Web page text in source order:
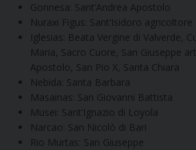
Gonnesa: Sant’Andrea Apostolo
Nuraxi Figus: Sant’Isidoro agricoltore
Iglesias: Beata Vergine di Valverde,
Maria, Sacro Cuore, San Giuseppe
Apostolo, San Pio X, Santa Chiara
Nebida: Santa Barbara
Masainas: San Giovanni Battista
Musei: Sant’Ignazio di Loyola
Narcao: San Nicolò di Bari
Rio Murtas: San Giuseppe